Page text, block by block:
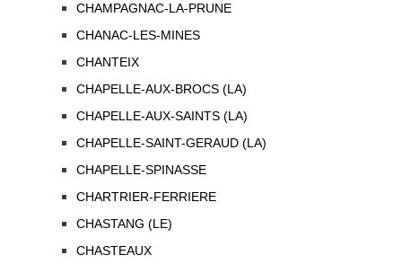
CHAMPAGNAC-LA-PRUNE
CHANAC-LES-MINES
CHANTEIX
CHAPELLE-AUX-BROCS (LA)
CHAPELLE-AUX-SAINTS (LA)
CHAPELLE-SAINT-GERAUD (LA)
CHAPELLE-SPINASSE
CHARTRIER-FERRIERE
CHASTANG (LE)
CHASTEAUX